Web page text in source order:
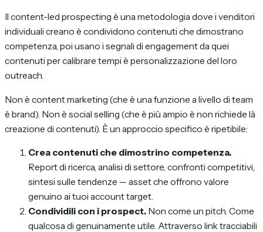
Il content-led prospecting è una metodologia dove i venditori
individuali creano è condividono contenuti che dimostrano
competenza, poi usano i segnali di engagement da quei
contenuti per calibrare tempi è personalizzazione del loro
outreach.
Non è content marketing (che è una funzione a livello di team
è brand). Non è social selling (che è più ampio è non richiede là
creazione di contenuti). È un approccio specifico è ripetibile:
Crea contenuti che dimostrino competenza.
Report di ricerca, analisi di settore, confronti competitivi,
sintesi sulle tendenze — asset che offrono valore
genuino ai tuoi account target.
Condividili con i prospect. Non come un pitch. Come
qualcosa di genuinamente utile. Attraverso link tracciabili